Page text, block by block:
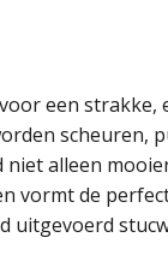
een strakke,
scheuren,
alleen
vormt de
uitgevoerd